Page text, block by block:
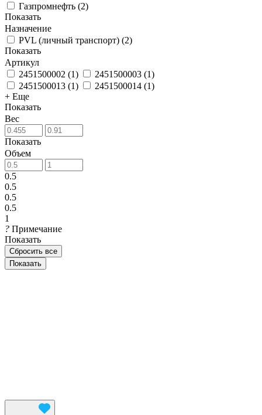
Газпромнефть (2)
Показать
Назначение
PVL (личный транспорт) (2)
Показать
Артикул
2451500002 (1) 2451500003 (1)
2451500013 (1) 2451500014 (1)
+ Еще
Показать
Вес
Показать
Объем
0.5
0.5
0.5
0.5
1
? Примечание
Показать
Сбросить все